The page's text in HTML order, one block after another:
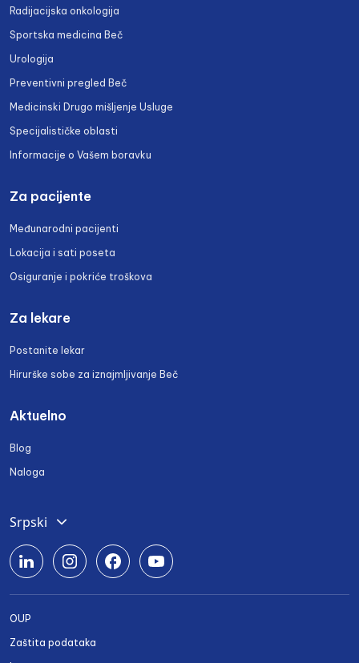
Radijacijska onkologija
Sportska medicina Beč
Urologija
Preventivni pregled Beč
Medicinski Drugo mišljenje Usluge
Specijalističke oblasti
Informacije o Vašem boravku
Za pacijente
Međunarodni pacijenti
Lokacija i sati poseta
Osiguranje i pokriće troškova
Za lekare
Postanite lekar
Hirurške sobe za iznajmljivanje Beč
Aktuelno
Blog
Naloga
Srpski
Deutsch
English
Български
OUP
Zaštita podataka